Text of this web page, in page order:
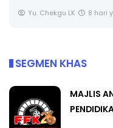
Yu. Chekgu LK 8 hari
SEGMEN KHAS
MAJLIS